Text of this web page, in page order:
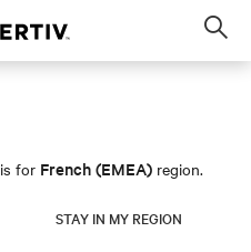
for French (EMEA) region.
STAY IN MY REGION